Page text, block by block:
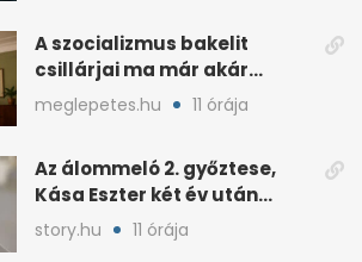
A szocializmus bakelit
csillárjai ma már akár
százezreket is érhetnek
meglepetes.hu 11 órája
Az álommeló 2. győztese,
Kása Eszter két év után
felmondott Balogh
Leventénél
story.hu 11 órája